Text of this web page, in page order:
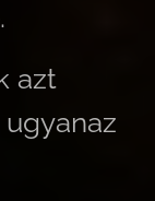
azt